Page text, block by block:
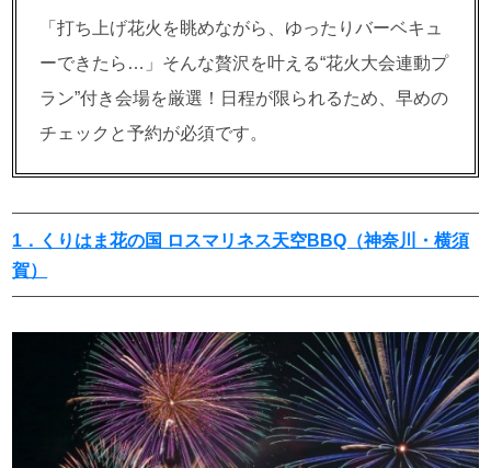
「打ち上げ花火を眺めながら、ゆったりバーベキュ
ーできたら…」そんな贅沢を叶える“花火大会連動プ
ラン”付き会場を厳選！日程が限られるため、早めの
チェックと予約が必須です。
1．くりはま花の国 ロスマリネス天空BBQ（神奈川・横須
賀）